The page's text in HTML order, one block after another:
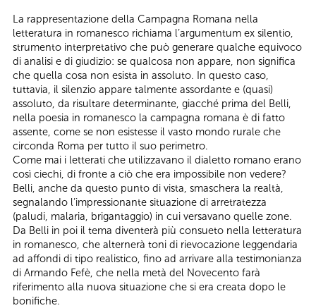
La rappresentazione della Campagna Romana nella
letteratura in romanesco richiama l’argumentum ex silentio,
strumento interpretativo che può generare qualche equivoco
di analisi e di giudizio: se qualcosa non appare, non significa
che quella cosa non esista in assoluto. In questo caso,
tuttavia, il silenzio appare talmente assordante e (quasi)
assoluto, da risultare determinante, giacché prima del Belli,
nella poesia in romanesco la campagna romana è di fatto
assente, come se non esistesse il vasto mondo rurale che
circonda Roma per tutto il suo perimetro.
Come mai i letterati che utilizzavano il dialetto romano erano
così ciechi, di fronte a ciò che era impossibile non vedere?
Belli, anche da questo punto di vista, smaschera la realtà,
segnalando l’impressionante situazione di arretratezza
(paludi, malaria, brigantaggio) in cui versavano quelle zone.
Da Belli in poi il tema diventerà più consueto nella letteratura
in romanesco, che alternerà toni di rievocazione leggendaria
ad affondi di tipo realistico, fino ad arrivare alla testimonianza
di Armando Fefè, che nella metà del Novecento farà
riferimento alla nuova situazione che si era creata dopo le
bonifiche.